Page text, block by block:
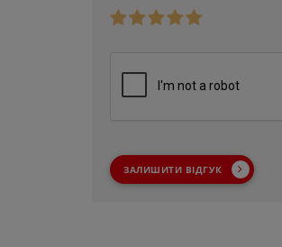
ЗАЛИШИТИ ВІДГУК